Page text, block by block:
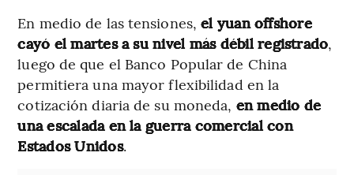
En medio de las tensiones,el yuan offshore
cayó el martes a su nivel más débil registrado,
luego de que el Banco Popular de China
permitiera una mayor flexibilidad en la
cotización diaria de su moneda, en medio de
una escalada en la guerra comercial con
Estados Unidos.